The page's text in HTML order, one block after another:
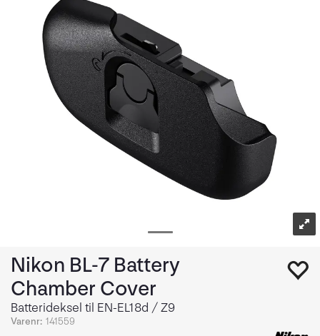
Nikon BL-7 Battery
Chamber Cover
Batterideksel til EN-EL18d / Z9
Varenr: 141559